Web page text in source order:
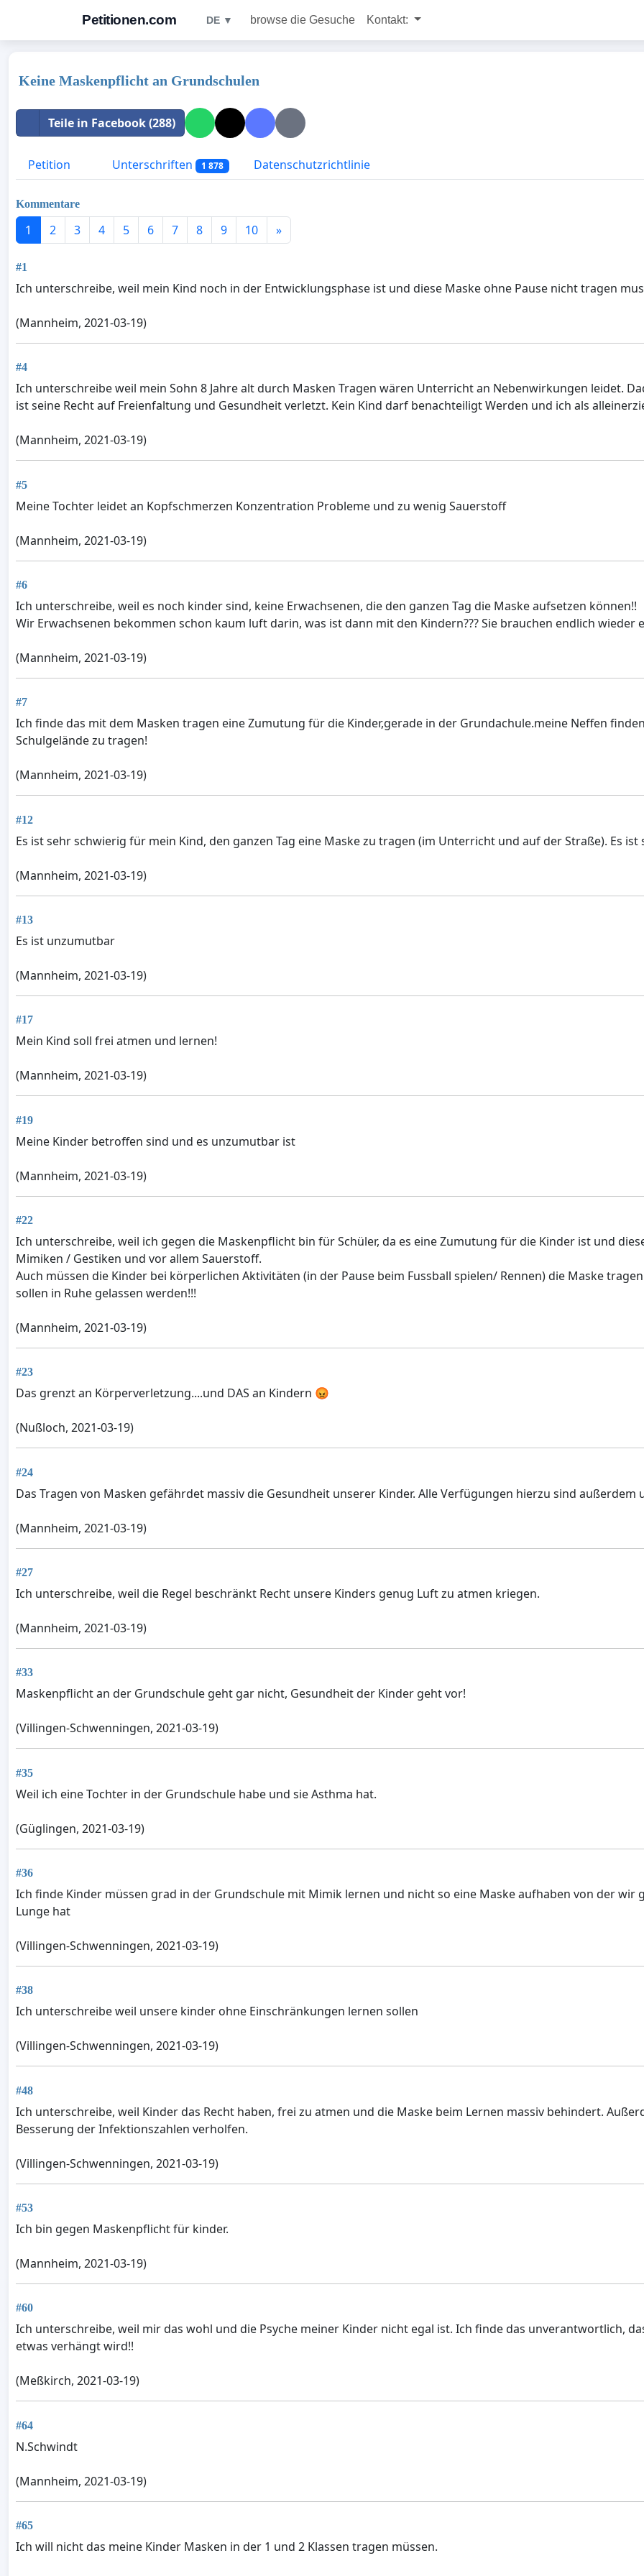
Petitionen.com DE ▼ browse die Gesuche Kontakt:
Keine Maskenpflicht an Grundschulen
Teile in Facebook (288)
Petition Unterschriften 1 878 Datenschutzrichtlinie
Kommentare
1 2 3 4 5 6 7 8 9 10 »
#1
Ich unterschreibe, weil mein Kind noch in der Entwicklungsphase ist und diese Maske ohne Pause nicht tragen
(Mannheim, 2021-03-19)
#4
Ich unterschreibe weil mein Sohn 8 Jahre alt durch Masken Tragen wären Unterricht an Nebenwirkungen leidet.
ist seine Recht auf Freienfaltung und Gesundheit verletzt. Kein Kind darf benachteiligt Werden und ich als
(Mannheim, 2021-03-19)
#5
Meine Tochter leidet an Kopfschmerzen Konzentration Probleme und zu wenig Sauerstoff
(Mannheim, 2021-03-19)
#6
Ich unterschreibe, weil es noch kinder sind, keine Erwachsenen, die den ganzen Tag die Maske aufsetzen können!!
Wir Erwachsenen bekommen schon kaum luft darin, was ist dann mit den Kindern??? Sie brauchen endlich wieder
(Mannheim, 2021-03-19)
#7
Ich finde das mit dem Masken tragen eine Zumutung für die Kinder,gerade in der Grundachule.meine Neffen
Schulgelände zu tragen!
(Mannheim, 2021-03-19)
#12
Es ist sehr schwierig für mein Kind, den ganzen Tag eine Maske zu tragen (im Unterricht und auf der Straße). Es ist
(Mannheim, 2021-03-19)
#13
Es ist unzumutbar
(Mannheim, 2021-03-19)
#17
Mein Kind soll frei atmen und lernen!
(Mannheim, 2021-03-19)
#19
Meine Kinder betroffen sind und es unzumutbar ist
(Mannheim, 2021-03-19)
#22
Ich unterschreibe, weil ich gegen die Maskenpflicht bin für Schüler, da es eine Zumutung für die Kinder ist und
Mimiken / Gestiken und vor allem Sauerstoff.
Auch müssen die Kinder bei körperlichen Aktivitäten (in der Pause beim Fussball spielen/ Rennen) die Maske
sollen in Ruhe gelassen werden!!!
(Mannheim, 2021-03-19)
#23
Das grenzt an Körperverletzung....und DAS an Kindern 😡
(Nußloch, 2021-03-19)
#24
Das Tragen von Masken gefährdet massiv die Gesundheit unserer Kinder. Alle Verfügungen hierzu sind außerdem
(Mannheim, 2021-03-19)
#27
Ich unterschreibe, weil die Regel beschränkt Recht unsere Kinders genug Luft zu atmen kriegen.
(Mannheim, 2021-03-19)
#33
Maskenpflicht an der Grundschule geht gar nicht, Gesundheit der Kinder geht vor!
(Villingen-Schwenningen, 2021-03-19)
#35
Weil ich eine Tochter in der Grundschule habe und sie Asthma hat.
(Güglingen, 2021-03-19)
#36
Ich finde Kinder müssen grad in der Grundschule mit Mimik lernen und nicht so eine Maske aufhaben von der
Lunge hat
(Villingen-Schwenningen, 2021-03-19)
#38
Ich unterschreibe weil unsere kinder ohne Einschränkungen lernen sollen
(Villingen-Schwenningen, 2021-03-19)
#48
Ich unterschreibe, weil Kinder das Recht haben, frei zu atmen und die Maske beim Lernen massiv behindert.
Besserung der Infektionszahlen verholfen.
(Villingen-Schwenningen, 2021-03-19)
#53
Ich bin gegen Maskenpflicht für kinder.
(Mannheim, 2021-03-19)
#60
Ich unterschreibe, weil mir das wohl und die Psyche meiner Kinder nicht egal ist. Ich finde das unverantwortlich,
etwas verhängt wird!!
(Meßkirch, 2021-03-19)
#64
N.Schwindt
(Mannheim, 2021-03-19)
#65
Ich will nicht das meine Kinder Masken in der 1 und 2 Klassen tragen müssen.